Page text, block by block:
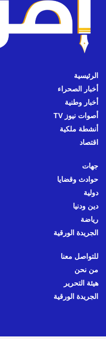
الرئيسية
أخبار الصحراء
أخبار وطنية
أصوات نيوز TV
أنشطة ملكية
اقتصاد
جهات
حوادث وقضايا
دولية
دين ودنيا
رياضة
الجريدة الورقية
للتواصل معنا
من نحن
هيئة التحرير
الجريدة الورقية